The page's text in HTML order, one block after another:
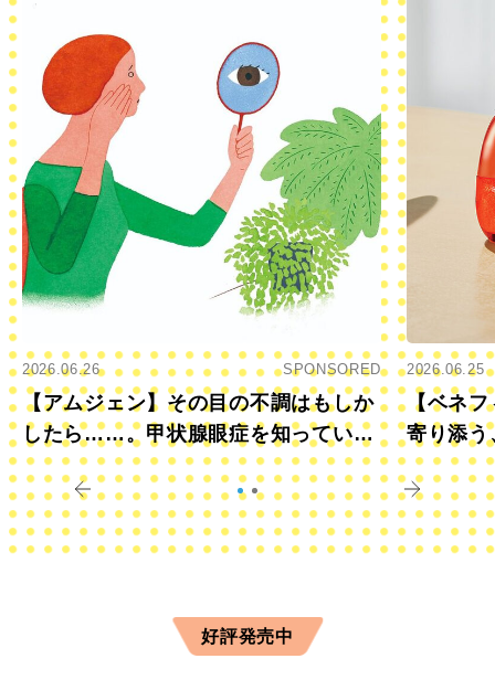
2026.06.26 SPONSORED
【アムジェン】その目の不調はもしか
したら……。甲状腺眼症を知っていま
すか？
2026.06.25
【ベネフ
寄り添う
きに
好評発売中